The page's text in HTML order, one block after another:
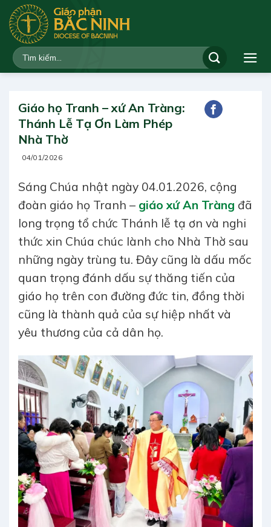
qua
dung
Giáo họ Tranh – xứ An Tràng:
Thánh Lễ Tạ Ơn Làm Phép
Nhà Thờ
04/01/2026
Sáng Chúa nhật ngày 04.01.2026, cộng
đoàn giáo họ Tranh – giáo xứ An Tràng đã
long trọng tổ chức Thánh lễ tạ ơn và nghi
thức xin Chúa chúc lành cho Nhà Thờ sau
những ngày trùng tu. Đây cũng là dấu mốc
quan trọng đánh dấu sự thăng tiến của
giáo họ trên con đường đức tin, đồng thời
cũng là thành quả của sự hiệp nhất và
yêu thương của cả dân họ.